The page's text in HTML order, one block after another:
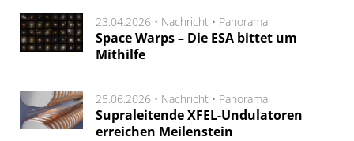
23.04.2026 • Nachricht • Panorama
Space Warps – Die ESA bittet um
Mithilfe
25.06.2026 • Nachricht • Panorama
Supraleitende XFEL-Undulatoren
erreichen Meilenstein